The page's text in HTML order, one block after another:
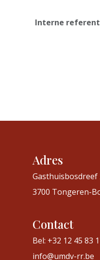
Interne
Adres
Gasthuisbosdreef
3700 Tongeren-
Contact
Bel: +32 12 45 83
info@umdv-rr.be